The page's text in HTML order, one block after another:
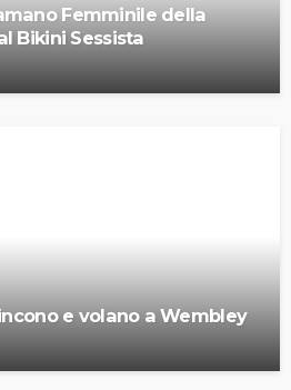
Femminile della
Bikini Sessista
e volano a Wembley